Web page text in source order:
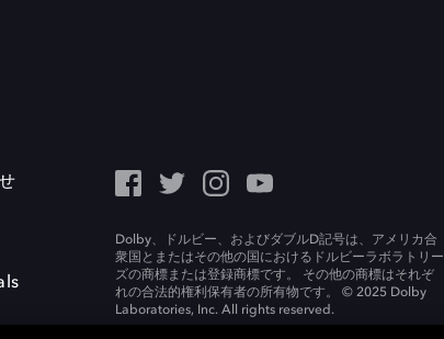
Dolby、ドルビー、およびダブルD記号は、アメリカ合
衆国とまたはその他の国におけるドルビーラボラトリー
ズの商標または登録商標です。 その他の商標はそれぞ
れの合法的権利保有者の所有物です。 © 2025 Dolby
Laboratories, Inc. All rights reserved.